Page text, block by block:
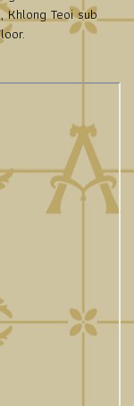
Khlong Teoi sub